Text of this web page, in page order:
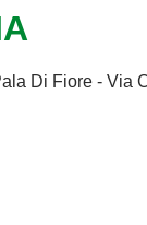
Di Fiore - Via